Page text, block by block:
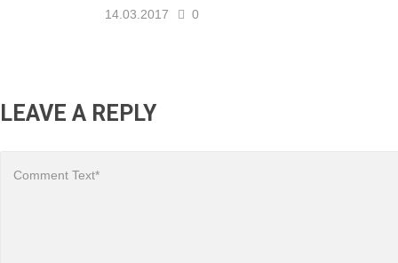
14.03.2017 0
LEAVE A REPLY